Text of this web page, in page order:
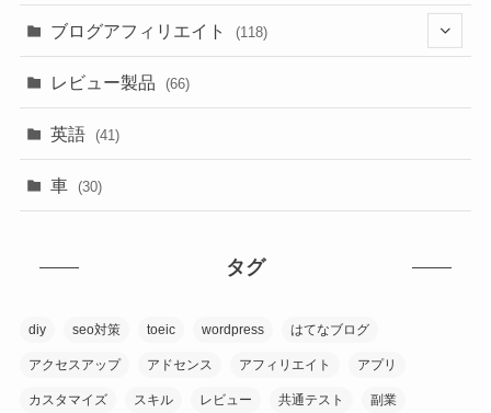
ブログアフィリエイト (118)
(17)
レビュー製品 (66)
英語 (41)
車 (30)
タグ
diy seo対策 toeic wordpress はてなブログ
アクセスアップ アドセンス アフィリエイト アプリ
カスタマイズ スキル レビュー 共通テスト 副業